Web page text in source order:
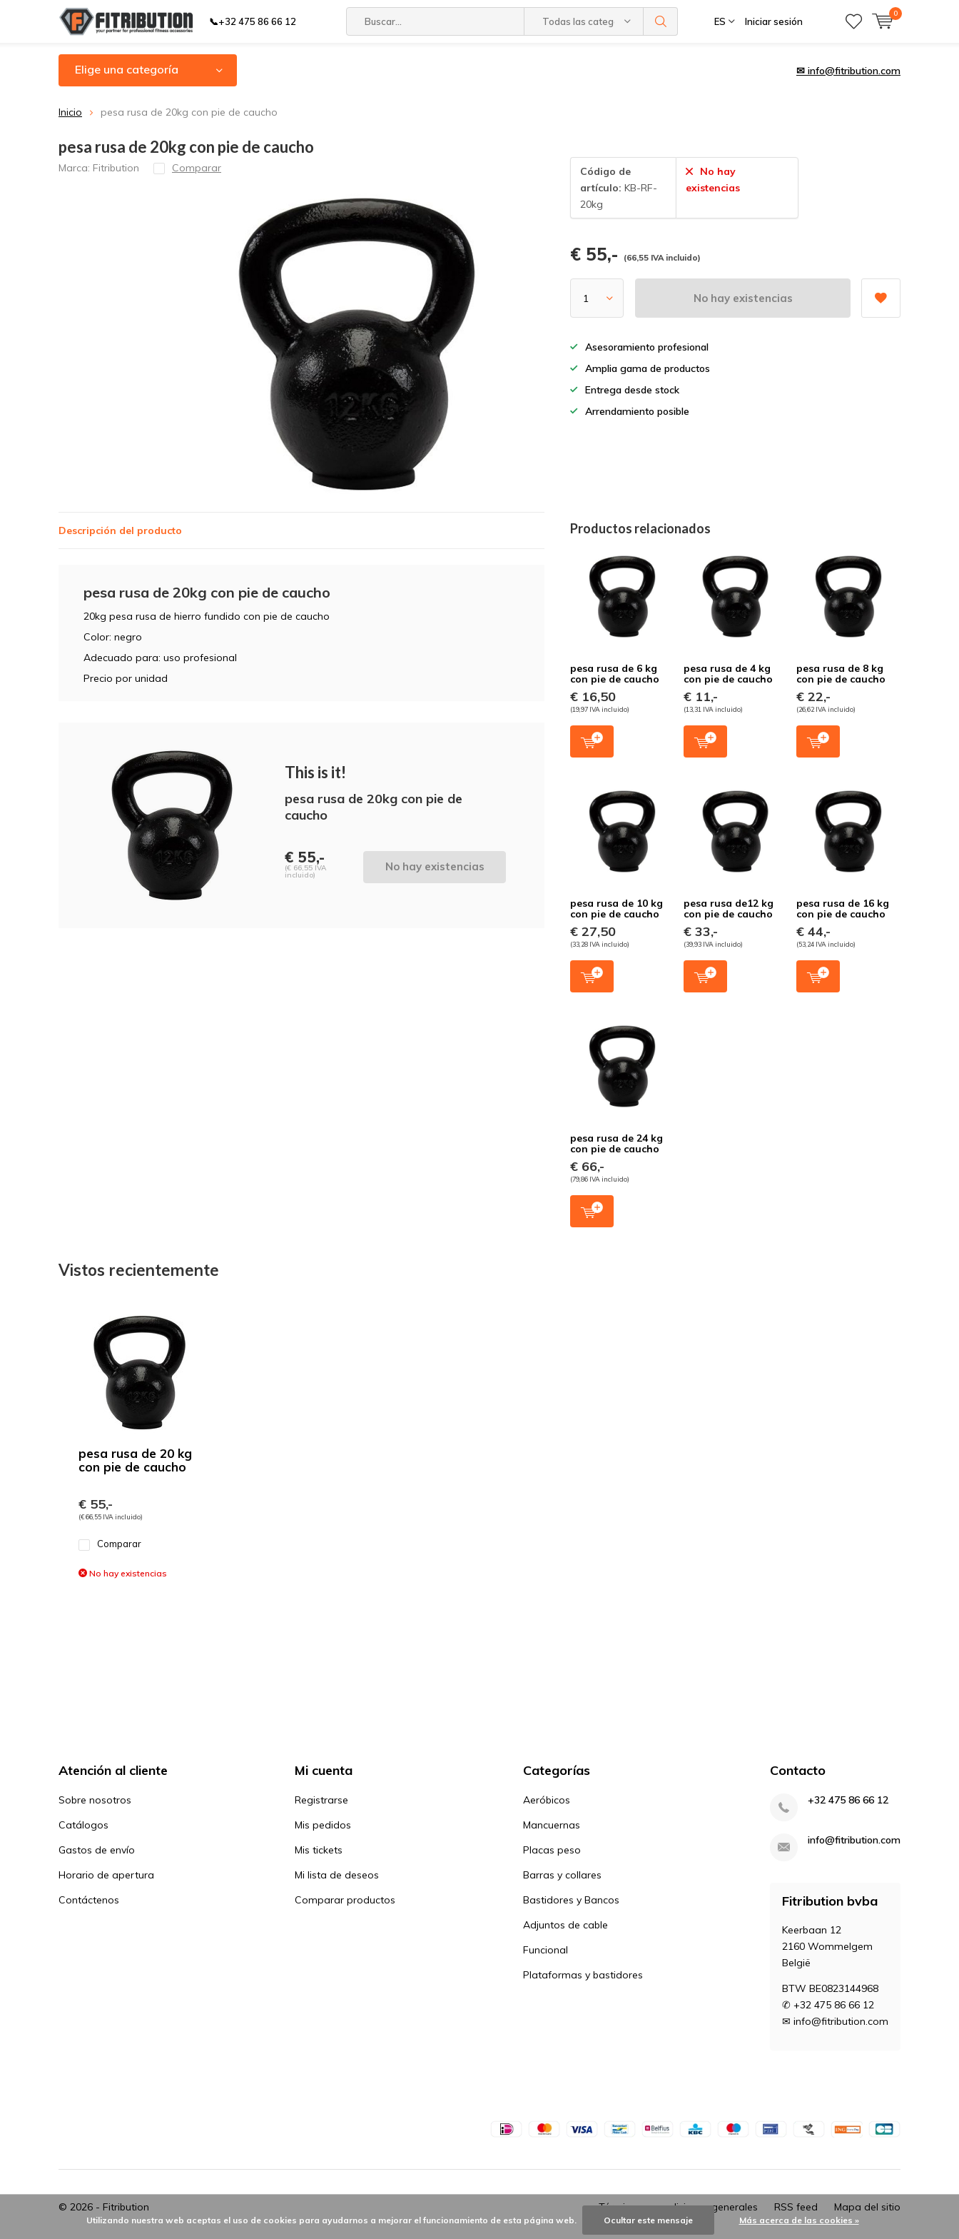
📞+32 475 86 66 12 Todas las categorías ES Iniciar sesión
0
Elige una categoría ✉ info@fitribution.com
Inicio pesa rusa de 20kg con pie de caucho
pesa rusa de 20kg con pie de caucho
Marca: Fitribution Comparar
Código de
artículo: KB-RF-
20kg
No hay
existencias
€ 55,- (66,55 IVA incluido)
No hay existencias
Asesoramiento profesional
Amplia gama de productos
Entrega desde stock
Arrendamiento posible
Descripción del producto
pesa rusa de 20kg con pie de caucho
20kg pesa rusa de hierro fundido con pie de caucho
Color: negro
Adecuado para: uso profesional
Precio por unidad
This is it!
pesa rusa de 20kg con pie de
caucho
€ 55,-
(€ 66,55 IVA
incluido)
No hay existencias
Productos relacionados
pesa rusa de 6 kg
con pie de caucho
€ 16,50
(19,97 IVA incluido)
pesa rusa de 4 kg
con pie de caucho
€ 11,-
(13,31 IVA incluido)
pesa rusa de 8 kg
con pie de caucho
€ 22,-
(26,62 IVA incluido)
pesa rusa de 10 kg
con pie de caucho
€ 27,50
(33,28 IVA incluido)
pesa rusa de12 kg
con pie de caucho
€ 33,-
(39,93 IVA incluido)
pesa rusa de 16 kg
con pie de caucho
€ 44,-
(53,24 IVA incluido)
pesa rusa de 24 kg
con pie de caucho
€ 66,-
(79,86 IVA incluido)
Vistos recientemente
pesa rusa de 20 kg
con pie de caucho
€ 55,-
(€ 66,55 IVA incluido)
Comparar
No hay existencias
Atención al cliente
Sobre nosotros
Catálogos
Gastos de envío
Horario de apertura
Contáctenos
Mi cuenta
Registrarse
Mis pedidos
Mis tickets
Mi lista de deseos
Comparar productos
Categorías
Aeróbicos
Mancuernas
Placas peso
Barras y collares
Bastidores y Bancos
Adjuntos de cable
Funcional
Plataformas y bastidores
Contacto
+32 475 86 66 12
info@fitribution.com
Fitribution bvba
Keerbaan 12
2160 Wommelgem
België
BTW BE0823144968
✆ +32 475 86 66 12
✉ info@fitribution.com
© 2026 - Fitribution Términos y condiciones generales RSS feed Mapa del sitio
Utilizando nuestra web aceptas el uso de cookies para ayudarnos a mejorar el funcionamiento de esta página web. Ocultar este mensaje Más acerca de las cookies »